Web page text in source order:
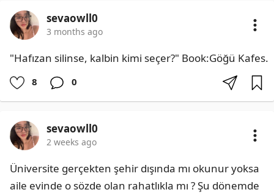
sevaowll0
3 months ago
​"Hafızan silinse, kalbin kimi seçer?" Book:Göğü Kafes.
8 0
sevaowll0
2 weeks ago
Üniversite gerçekten şehir dışında mı okunur yoksa
aile evinde o sözde olan rahatlıkla mı ? Şu dönemde